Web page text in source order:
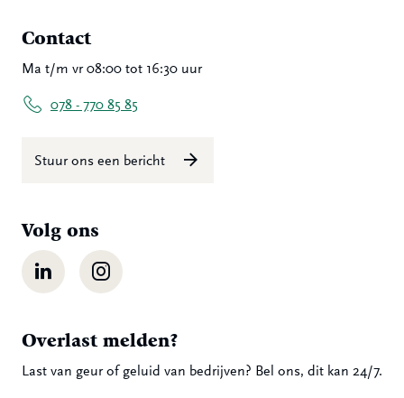
Contact
Ma t/m vr 08:00 tot 16:30 uur
078 - 770 85 85
Stuur ons een bericht
Volg ons
LinkedIn Instagram
Overlast melden?
Last van geur of geluid van bedrijven? Bel ons, dit kan 24/7.